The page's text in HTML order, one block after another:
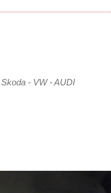
- VW - AUDI